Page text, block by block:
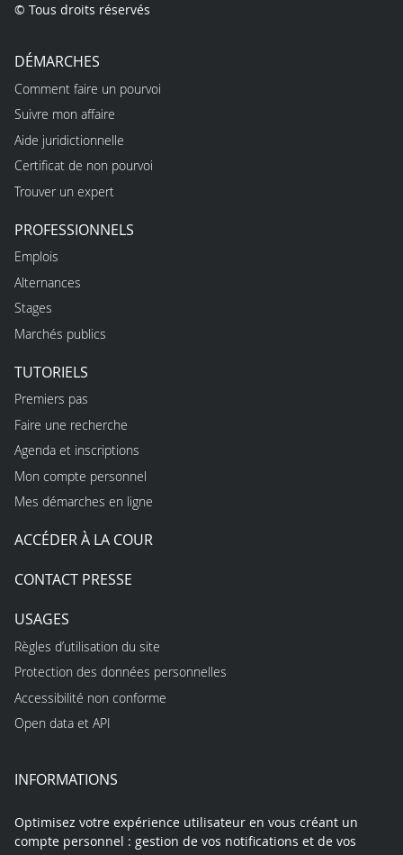
© Tous droits réservés
DÉMARCHES
Comment faire un pourvoi
Suivre mon affaire
Aide juridictionnelle
Certificat de non pourvoi
Trouver un expert
PROFESSIONNELS
Emplois
Alternances
Stages
Marchés publics
TUTORIELS
Premiers pas
Faire une recherche
Agenda et inscriptions
Mon compte personnel
Mes démarches en ligne
ACCÉDER À LA COUR
CONTACT PRESSE
USAGES
Règles d’utilisation du site
Protection des données personnelles
Accessibilité non conforme
Open data et API
INFORMATIONS
Optimisez votre expérience utilisateur en vous créant un
compte personnel : gestion de vos notifications et de vos